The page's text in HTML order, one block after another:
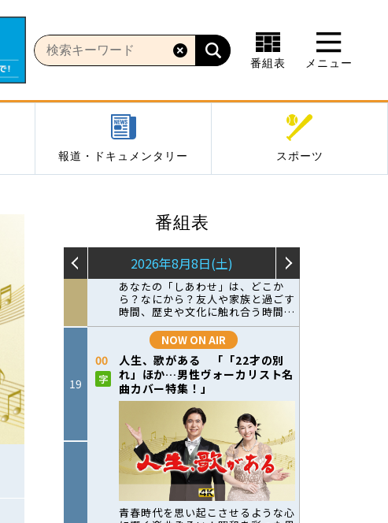
番組表 メニュー
報道・ドキュメンタリー スポーツ
番組表